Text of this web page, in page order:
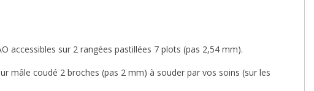
accessibles sur 2 rangées pastillées 7 plots (pas 2,54 mm).
mâle coudé 2 broches (pas 2 mm) à souder par vos soins (sur les